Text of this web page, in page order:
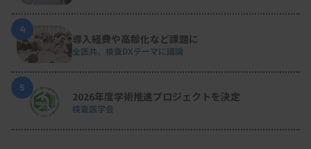
4
導入経費や高齢化など課題に
全医共、検査DXテーマに議論
5
2026年度学術推進プロジェクトを決定
検査医学会